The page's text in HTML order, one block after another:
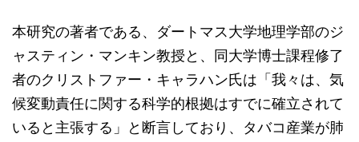
本研究の著者である、ダートマス大学地理学部のジ
ャスティン・マンキン教授と、同大学博士課程修了
者のクリストファー・キャラハン氏は「我々は、気
候変動責任に関する科学的根拠はすでに確立されて
いると主張する」と断言しており、タバコ産業が肺